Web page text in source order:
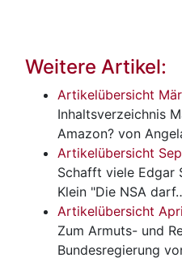
Weitere Artikel:
Artikelübersicht
Inhaltsverzeichnis
Amazon? von
Artikelübersicht
Schafft viele Edgar
Klein "Die NSA
Artikelübersicht
Zum Armuts- und
Bundesregierung